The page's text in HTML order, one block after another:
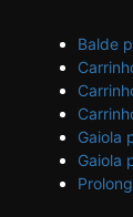
Balde
Gaiola
Gaiola